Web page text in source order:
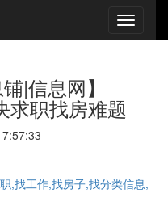
|信息网】
求职找房难题
,找工作,找房子,找分类信息,